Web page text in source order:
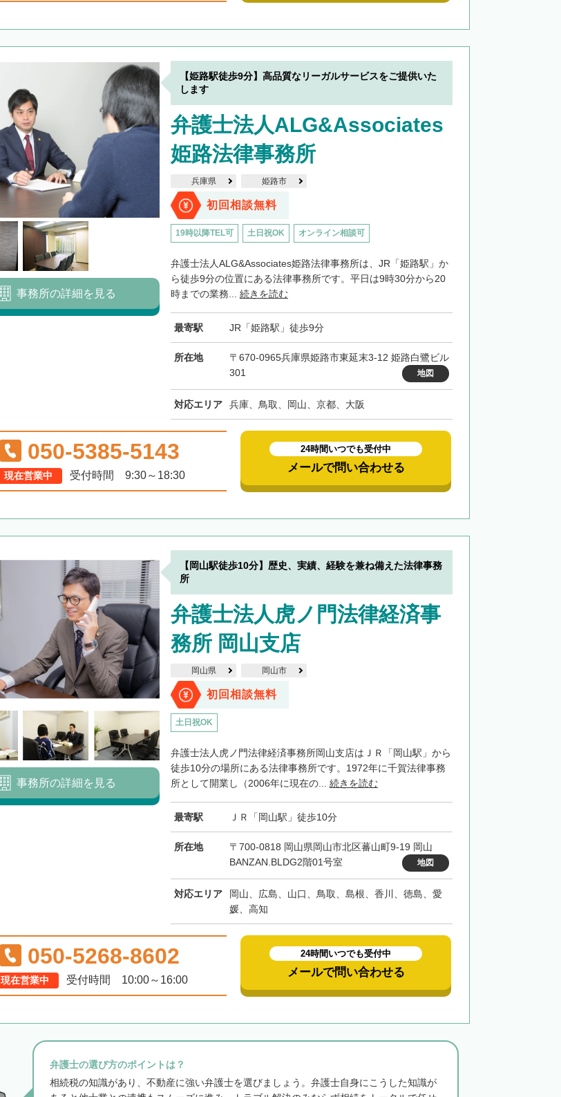
【姫路駅徒歩9分】高品質なリーガルサービスをご提供いた
します
弁護士法人ALG&Associates
姫路法律事務所
兵庫県 姫路市
初回相談無料
19時以降TEL可 土日祝OK オンライン相談可
弁護士法人ALG&Associates姫路法律事務所は、JR「姫路駅」か
ら徒歩9分の位置にある法律事務所です。平日は9時30分から20
時までの業務... 続きを読む
最寄駅 JR「姫路駅」徒歩9分
所在地
〒670-0965兵庫県姫路市東延末3-12 姫路白鷺ビル
301
地図
対応エリア 兵庫、鳥取、岡山、京都、大阪
事務所の詳細を見る
050-5385-5143
現在営業中 受付時間 9:30～18:30
24時間いつでも受付中
メールで問い合わせる
【岡山駅徒歩10分】歴史、実績、経験を兼ね備えた法律事務
所
弁護士法人虎ノ門法律経済事
務所 岡山支店
岡山県 岡山市
初回相談無料
土日祝OK
弁護士法人虎ノ門法律経済事務所岡山支店はＪＲ「岡山駅」から
徒歩10分の場所にある法律事務所です。1972年に千賀法律事務
所として開業し（2006年に現在の... 続きを読む
最寄駅 ＪＲ「岡山駅」徒歩10分
所在地
〒700-0818 岡山県岡山市北区蕃山町9-19 岡山
BANZAN.BLDG2階01号室
地図
対応エリア
岡山、広島、山口、鳥取、島根、香川、徳島、愛
媛、高知
事務所の詳細を見る
050-5268-8602
現在営業中 受付時間 10:00～16:00
24時間いつでも受付中
メールで問い合わせる
弁護士の選び方のポイントは？
相続税の知識があり、不動産に強い弁護士を選びましょう。弁護士自身にこうした知識が